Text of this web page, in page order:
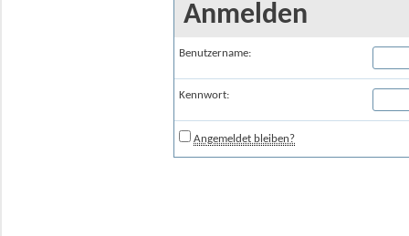
Anmelden
Benutzername:
Kennwort:
Angemeldet bleiben?